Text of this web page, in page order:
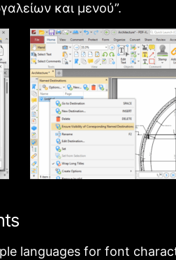
και μενού”.
languages for font